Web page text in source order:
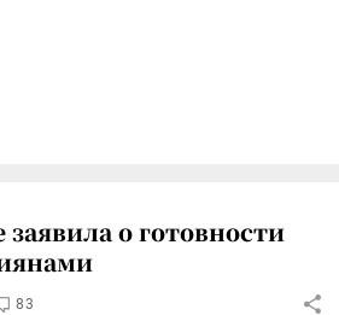
о готовности
83